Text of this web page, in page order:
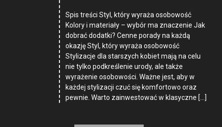
Spis treści Styl, który wyraża osobowość
Kolory i materiały – wybór ma znaczenie Jak
dobrać dodatki? Cenne porady na każdą
okazję Styl, który wyraża osobowość
Stylizacje dla starszych kobiet mają na celu
nie tylko podkreślenie urody, ale także
wyrażenie osobowości. Ważne jest, aby w
każdej stylizacji czuć się komfortowo oraz
pewnie. Warto zainwestować w klasyczne […]